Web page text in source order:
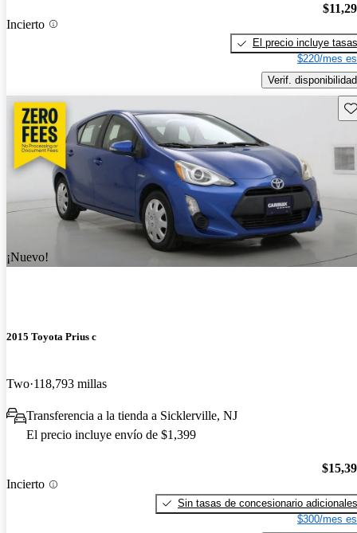
Incierto
El precio incluye tasas
$220/mes
Verif. disponibilidad
¡Nuevo!
2015 Toyota Prius c
Two 118,793 millas
Transferencia a la tienda a Sicklerville, NJ
El precio incluye envío de $1,399
Incierto
Sin tasas de concesionario adicionales
$300/mes